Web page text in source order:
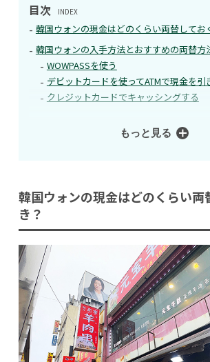
目次 INDEX
韓国ウォンの現金はどのくらい両替してお
韓国ウォンの入手方法とおすすめの両替方
WOWPASSを使う
デビットカードを使ってATMで現金を引
クレジットカードでキャッシングする
もっと見る
韓国ウォンの現金はどのくらい両
き？